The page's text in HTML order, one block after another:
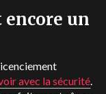
un
avec la sécurité.